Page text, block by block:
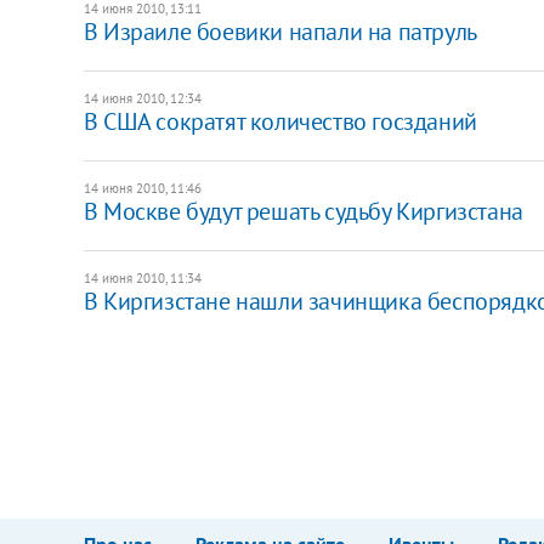
14 июня 2010, 13:11
В Израиле боевики напали на патруль
14 июня 2010, 12:34
В США сократят количество госзданий
14 июня 2010, 11:46
В Москве будут решать судьбу Киргизстана
14 июня 2010, 11:34
В Киргизстане нашли зачинщика